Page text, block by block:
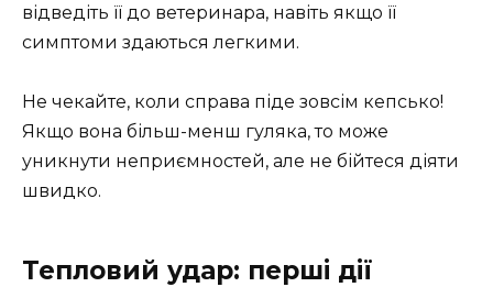
відведіть її до ветеринара, навіть якщо її
симптоми здаються легкими.
Не чекайте, коли справа піде зовсім кепсько!
Якщо вона більш-менш гуляка, то може
уникнути неприємностей, але не бійтеся діяти
швидко.
Тепловий удар: перші дії